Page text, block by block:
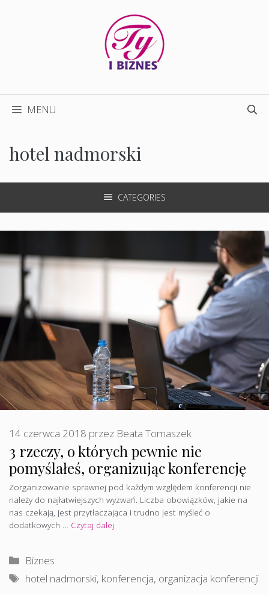
MENU
hotel nadmorski
CATEGORIES
3 rzeczy, o których pewnie nie
pomyślałeś, organizując konferencję
14 czerwca 2018 przez Beata Tomaszek
Zorganizowanie sprawnej pod każdym względem konferencji nie
należy do najłatwiejszych wyzwań. Liczba obowiązków, jakie na
nas czekają, jest przytłaczająca i trudno jest myśleć o
dodatkowych … Czytaj dalej
Kategorie
Biznes
Tagi
hotel nadmorski, konferencja, organizacja konferencji